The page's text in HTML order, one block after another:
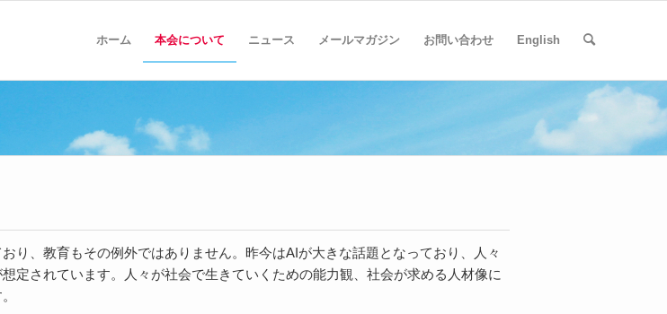
ホーム 本会について ニュース メールマガジン お問い合わせ English
り、教育もその例外ではありません。昨今はAIが大きな話題となっており、人々
定されています。人々が社会で生きていくための能力観、社会が求める人材像に